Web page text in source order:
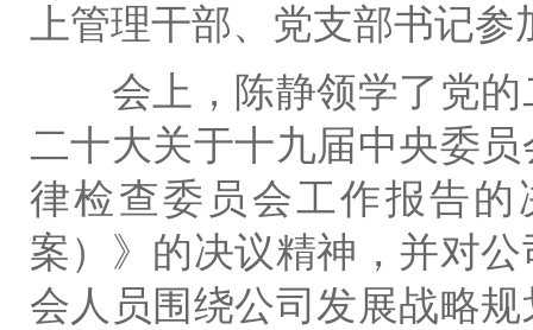
上管理干部、党支部书记参
会上，陈静领学了党的
二十大关于十九届中央委
律检查委员会工作报告
案）》的决议精神，并对
会人员围绕公司发展战略